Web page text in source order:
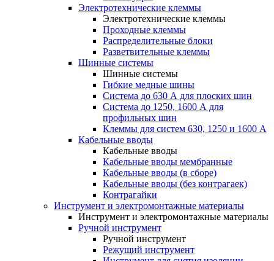
Электротехнические клеммы
Электротехнические клеммы
Проходные клеммы
Распределительные блоки
Разветвительные клеммы
Шинные системы
Шинные системы
Гибкие медные шины
Система до 630 А для плоских шин
Система до 1250, 1600 А для
профильных шин
Клеммы для систем 630, 1250 и 1600 А
Кабельные вводы
Кабельные вводы
Кабельные вводы мембранные
Кабельные вводы (в сборе)
Кабельные вводы (без контрагаек)
Контрагайки
Инструмент и электромонтажные материалы
Инструмент и электромонтажные материалы
Ручной инструмент
Ручной инструмент
Режущий инструмент